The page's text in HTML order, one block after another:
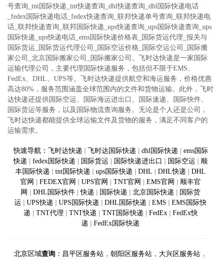
号查询_tnt国际快递_tnt快递查询_dhl快递查询_dhl国际快递电话
_fedex国际快递电话_fedex快递查询_联邦快递单号查询_联邦快递电
话_联邦快递查询_联邦国际快递_ups快递查询_ups国际快递查询_ups
国际快递_ups快递电话_ems国际快递价格表_国际货运代理_报关与
国际货运_国际货运代理公司_国际空运价格_国际空运公司_国际搬
家公司_北京国际搬家公司_国际搬家公司。飞时达快递是一家国际
运输代理公司，‌主要代理国际快递服务，‌包括但不限于EMS、‌
FedEx、‌DHL、‌UPS等。‌飞时达快递提供航空和海运服务，‌价格优惠
高达80%，‌服务范围涵盖全球范围内的文件和货物运输。‌此外，‌飞时
达快递还提供国际空运、‌国际海运进出口、‌国际速递、‌国际快件、‌
国际货运等服务，‌以及国际物流查询服务。‌无论是个人还是公司，‌
飞时达快递都能提供全球运输文件及货物的服务，‌满足不同客户的
运输需求。
快速导航： 飞时达快递 飞时达国际快递 dhl国际快递
ems国际
快递
fedex国际快递 国际货运 国际快递进出口 国际空运
顺
丰国际快递
tnt国际快递 ups国际快递 DHL DHL快递
DHL
官网
FEDEX官网 UPS官网 TNT官网 EMS官网
顺丰官
网
DHL国际快件 |快递 国际快递 北京国际快递
国际货
运
UPS快递 UPS国际快递 DHL国际快递 EMS
EMS国际快
递
TNT代理 TNT快递 TNT国际快递 FedEx| FedEx快
递
FedEx国际快递
北京区域查询 ： 昌平区服务站 ， 朝阳区服务站 ， 大兴区服务站 ，